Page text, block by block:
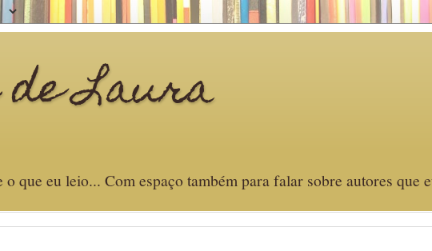
Laura
o que eu leio... Com espaço também para falar sobre autores